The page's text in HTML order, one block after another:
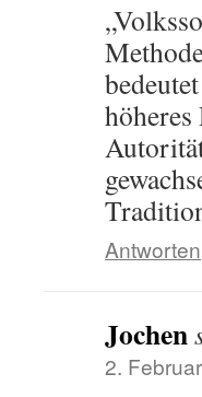
Antworten
Jochen
2.